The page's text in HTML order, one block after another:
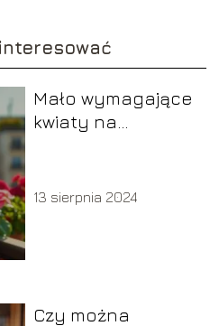
Mało wymagające
kwiaty na
13 sierpnia 2024
Czy można